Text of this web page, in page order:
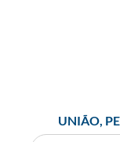
UNIÃO,